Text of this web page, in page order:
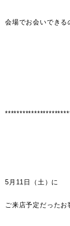
会場でお会いできる
5月11日（土）に
ご来店予定だったお